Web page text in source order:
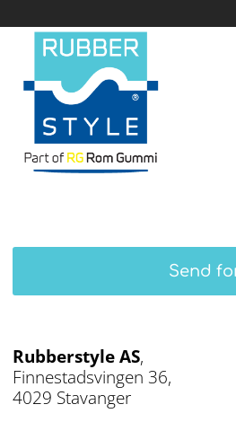
Send
Rubberstyle AS,
Finnestadsvingen 36,
4029 Stavanger